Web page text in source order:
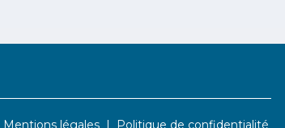
Mentions légales Politique de confidentialité